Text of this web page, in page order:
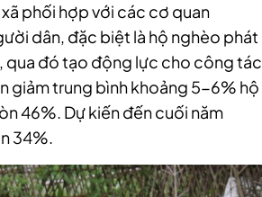
phối hợp với các cơ quan
dân, đặc biệt là hộ nghèo phát
qua đó tạo động lực cho công tác
giảm trung bình khoảng 5-6% hộ
46%. Dự kiến đến cuối năm
34%.